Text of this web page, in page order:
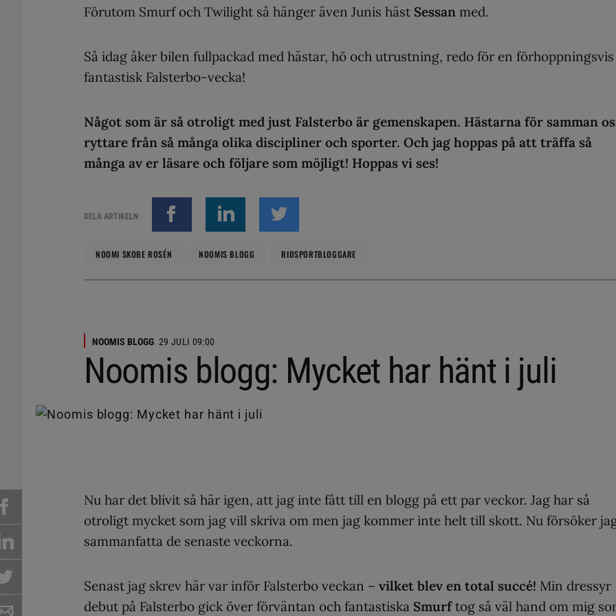
Förutom Smurf och Twilight så hänger även Junis häst Sessan med.
Så idag åker bilen fullpackad med hästar, hö och utrustning, redo för en förhoppningsvis
fantastisk Falsterbo-vecka!
Något som är så otroligt med just Falsterbo är gemenskapen. Hästarna för samman
ryttare från så många olika discipliner och sporter. Och jag hoppas på att träffa så
många av er läsare och följare som möjligt! Hoppas vi ses!
DELA ARTIKELN
NOOMI SKOBE ROSÉN NOOMIS BLOGG RIDSPORTBLOGGARE
NOOMIS BLOGG 29 JULI 09:00
Noomis blogg: Mycket har hänt i juli
Nu har det blivit så här igen, att jag inte fått till en blogg på ett par veckor. Jag har så
otroligt mycket som jag vill skriva om men jag kommer inte helt till skott. Nu försöker
sammanfatta de senaste veckorna.
Senast jag skrev här var inför Falsterbo veckan – vilket blev en total succé! Min dressyr
debut på Falsterbo gick över förväntan och fantastiska Smurftog så väl hand om mig